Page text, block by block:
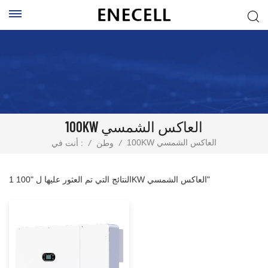
100KW العاكس الشمسي
أنت في : / وطن / 100KW العاكس الشمسي
1 النتائج التي تم العثور عليها ل "100KW العاكس الشمسي"